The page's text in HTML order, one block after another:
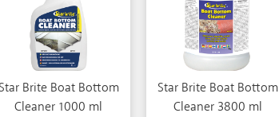
Star Brite Boat Bottom
Cleaner 1000 ml
Star Brite Boat Bottom
Cleaner 3800 ml